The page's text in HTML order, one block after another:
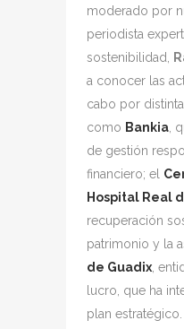
moderado por
periodista
sostenibilidad,
a conocer las
cabo por
como Bankia ,
de gestión
financiero; el
Hospital Real
recuperación
patrimonio y la
de Guadix ,
lucro, que ha
plan estratégico.